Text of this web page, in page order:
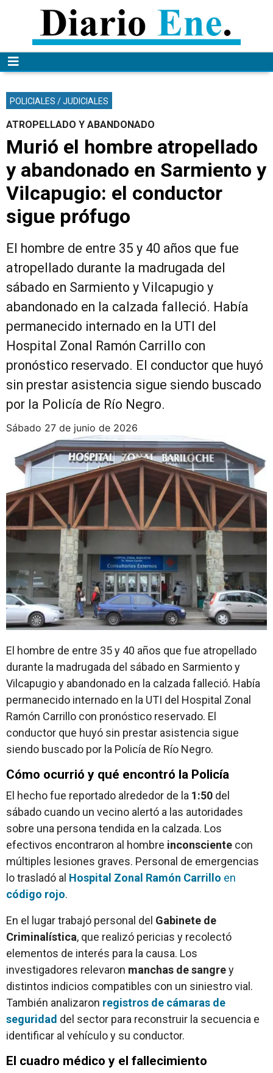
POLICIALES / JUDICIALES
ATROPELLADO Y ABANDONADO
Murió el hombre atropellado
y abandonado en Sarmiento y
Vilcapugio: el conductor
sigue prófugo
El hombre de entre 35 y 40 años que fue
atropellado durante la madrugada del
sábado en Sarmiento y Vilcapugio y
abandonado en la calzada falleció. Había
permanecido internado en la UTI del
Hospital Zonal Ramón Carrillo con
pronóstico reservado. El conductor que huyó
sin prestar asistencia sigue siendo buscado
por la Policía de Río Negro.
sábado 27 de junio de 2026
El hombre de entre 35 y 40 años que fue atropellado
durante la madrugada del sábado en Sarmiento y
Vilcapugio y abandonado en la calzada falleció. Había
permanecido internado en la UTI del Hospital Zonal
Ramón Carrillo con pronóstico reservado. El
conductor que huyó sin prestar asistencia sigue
siendo buscado por la Policía de Río Negro.
Cómo ocurrió y qué encontró la Policía
El hecho fue reportado alrededor de la 1:50 del
sábado cuando un vecino alertó a las autoridades
sobre una persona tendida en la calzada. Los
efectivos encontraron al hombre inconsciente con
múltiples lesiones graves. Personal de emergencias
lo trasladó al Hospital Zonal Ramón Carrillo en
código rojo.
En el lugar trabajó personal del Gabinete de
Criminalística, que realizó pericias y recolectó
elementos de interés para la causa. Los
investigadores relevaron manchas de sangrey
distintos indicios compatibles con un siniestro vial.
También analizaron registros de cámaras de
seguridad del sector para reconstruir la secuencia e
identificar al vehículo y su conductor.
El cuadro médico y el fallecimiento